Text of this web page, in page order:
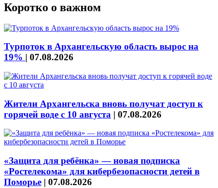
Коротко о важном
Турпоток в Архангельскую область вырос на
19% | 07.08.2026
Жители Архангельска вновь получат доступ к
горячей воде с 10 августа | 07.08.2026
«Защита для ребёнка» — новая подписка
«Ростелекома» для кибербезопасности детей в
Поморье | 07.08.2026